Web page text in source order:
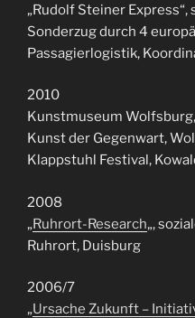
„Rudolf Steiner
Sonderzug durch 4
Passagierlogistik,
2010
Kunstmuseum
Kunst der Gegenwart,
Klappstuhl Festival,
2008
„Ruhrort-Research„,
Ruhrort, Duisburg
2006/7
„Ursache Zukunft –